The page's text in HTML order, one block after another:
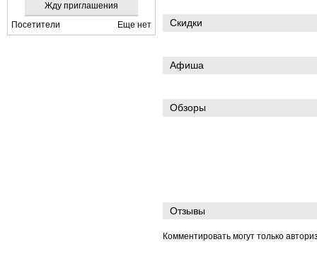
Жду приглашения
Посетители
Еще нет Скидки
Афиша
Обзоры
Отзывы
Комментировать могут только